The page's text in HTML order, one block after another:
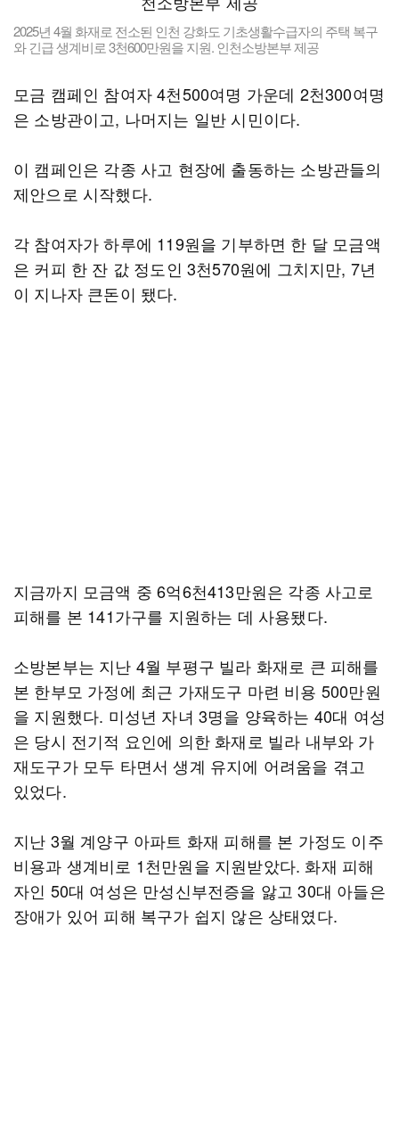
2025년 4월 화재로 전소된 인천 강화도 기초생활수급자의 주택 복구
와 긴급 생계비로 3천600만원을 지원. 인천소방본부 제공
모금 캠페인 참여자 4천500여명 가운데 2천300여명
은 소방관이고, 나머지는 일반 시민이다.
이 캠페인은 각종 사고 현장에 출동하는 소방관들의
제안으로 시작했다.
각 참여자가 하루에 119원을 기부하면 한 달 모금액
은 커피 한 잔 값 정도인 3천570원에 그치지만, 7년
이 지나자 큰돈이 됐다.
지금까지 모금액 중 6억6천413만원은 각종 사고로
피해를 본 141가구를 지원하는 데 사용됐다.
소방본부는 지난 4월 부평구 빌라 화재로 큰 피해를
본 한부모 가정에 최근 가재도구 마련 비용 500만원
을 지원했다. 미성년 자녀 3명을 양육하는 40대 여성
은 당시 전기적 요인에 의한 화재로 빌라 내부와 가
재도구가 모두 타면서 생계 유지에 어려움을 겪고
있었다.
지난 3월 계양구 아파트 화재 피해를 본 가정도 이주
비용과 생계비로 1천만원을 지원받았다. 화재 피해
자인 50대 여성은 만성신부전증을 앓고 30대 아들은
장애가 있어 피해 복구가 쉽지 않은 상태였다.